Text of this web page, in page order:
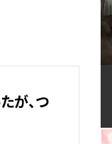
が、つ